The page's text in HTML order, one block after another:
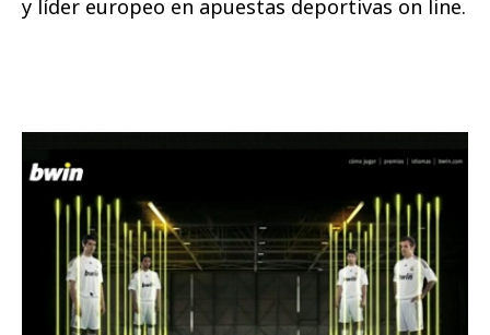
y líder europeo en apuestas deportivas on line.